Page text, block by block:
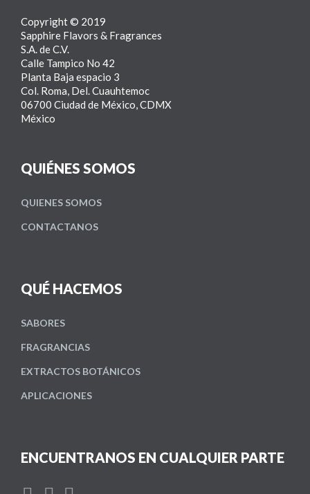
Copyright © 2019
Sapphire Flavors & Fragrances
S.A. de C.V.
Calle Tampico No 42
Planta Baja espacio 3
Col. Roma, Del. Cuauhtemoc
06700 Ciudad de México, CDMX
México
QUIÉNES SOMOS
QUIENES SOMOS
CONTACTANOS
QUÉ HACEMOS
SABORES
FRAGRANCIAS
EXTRACTOS BOTÁNICOS
APLICACIONES
ENCUENTRANOS EN CUALQUIER PARTE